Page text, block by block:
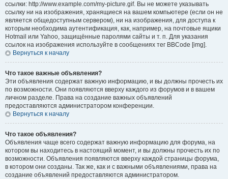
ссылки: http://www.example.com/my-picture.gif. Вы не можете указывать
ссылку ни на изображения, хранящиеся на вашем компьютере (если он не
является общедоступным сервером), ни на изображения, для доступа к
которым необходима аутентификация, как, например, на почтовые ящики
Hotmail или Yahoo, защищённые паролями сайты и т. п. Для указания
ссылок на изображения используйте в сообщениях тег BBCode [img].
Вернуться к началу
Что такое важные объявления?
Эти объявления содержат важную информацию, и вы должны прочесть их
по возможности. Они появляются вверху каждого из форумов и в вашем
личном разделе. Права на создание важных объявлений
предоставляются администратором конференции.
Вернуться к началу
Что такое объявления?
Объявления чаще всего содержат важную информацию для форума, на
котором вы находитесь в настоящий момент, и вы должны прочесть их по
возможности. Объявления появляются вверху каждой страницы форума,
в котором они созданы. Так же, как и с важными объявлениями, права на
создание объявлений предоставляются администратором.